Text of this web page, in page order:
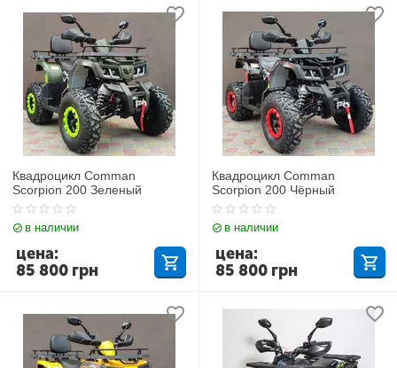
Квадроцикл Comman
Scorpion 200 Зеленый
в наличии
85 800 грн
цена:
Квадроцикл Comman
Scorpion 200 Чёрный
в наличии
85 800 грн
цена: